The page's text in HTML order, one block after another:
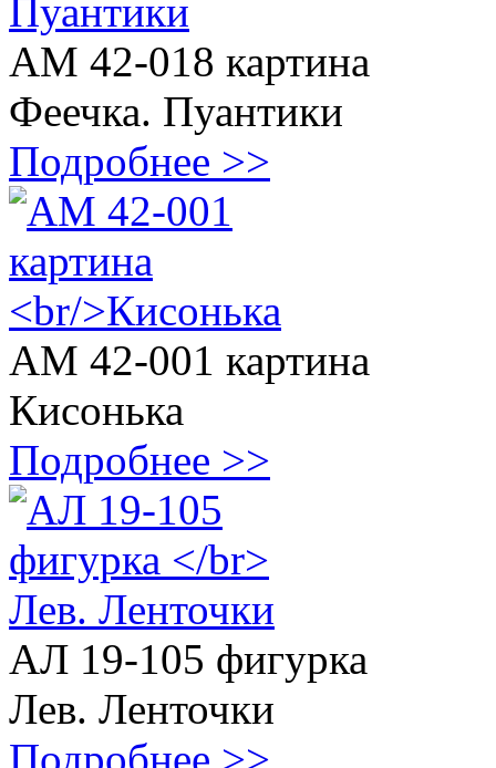
АМ 42-018 картина
Феечка. Пуантики
Подробнее >>
АМ 42-001 картина
Кисонька
Подробнее >>
АЛ 19-105 фигурка
Лев. Ленточки